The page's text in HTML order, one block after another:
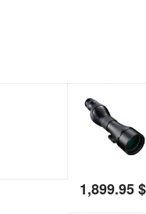
1,899.95$